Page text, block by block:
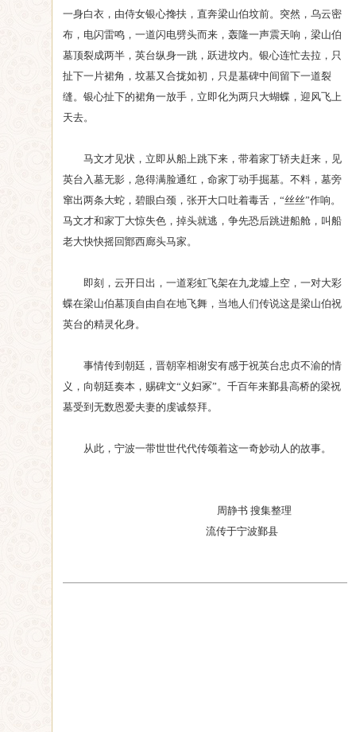
一身白衣，由侍女银心搀扶，直奔梁山伯坟前。突然，乌云密
布，电闪雷鸣，一道闪电劈头而来，轰隆一声震天响，梁山伯
墓顶裂成两半，英台纵身一跳，跃进坟内。银心连忙去拉，只
扯下一片裙角，坟墓又合拢如初，只是墓碑中间留下一道裂
缝。银心扯下的裙角一放手，立即化为两只大蝴蝶，迎风飞上
天去。
马文才见状，立即从船上跳下来，带着家丁轿夫赶来，见
英台入墓无影，急得满脸通红，命家丁动手掘墓。不料，墓旁
窜出两条大蛇，碧眼白颈，张开大口吐着毒舌，“丝丝”作响。
马文才和家丁大惊失色，掉头就逃，争先恐后跳进船舱，叫船
老大快快摇回鄮西廊头马家。
即刻，云开日出，一道彩虹飞架在九龙墟上空，一对大彩
蝶在梁山伯墓顶自由自在地飞舞，当地人们传说这是梁山伯祝
英台的精灵化身。
事情传到朝廷，晋朝宰相谢安有感于祝英台忠贞不渝的情
义，向朝廷奏本，赐碑文“义妇冢”。千百年来鄞县高桥的梁祝
墓受到无数恩爱夫妻的虔诚祭拜。
从此，宁波一带世世代代传颂着这一奇妙动人的故事。
周静书 搜集整理
流传于宁波鄞县